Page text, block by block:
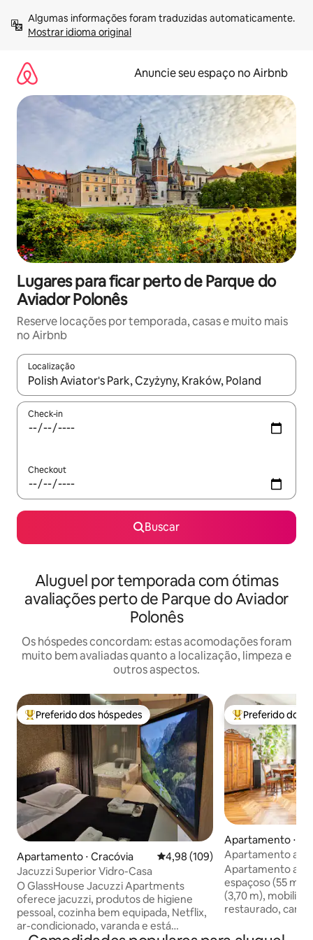
para
Mostrar idioma original
Anuncie seu espaço no Airbnb
Lugares para ficar perto de Parque do
Aviador Polonês
Reserve locações por temporada, casas e muito mais
no Airbnb
Localização
Quando os resultados estiverem disponíveis, explore-os
Check-in
Checkout
Buscar
Aluguel por temporada com ótimas
avaliações perto de Parque do Aviador
Polonês
Os hóspedes concordam: estas acomodações foram
muito bem avaliadas quanto a localização, limpeza e
outros aspectos.
Entre os melhores preferidos dos hóspedes
Preferido dos hóspedes
Apartamento ⋅ Cracóvia 4,98 de uma avaliação média de
4,98 (109)
Jacuzzi Superior Vidro-Casa
O GlassHouse Jacuzzi Apartments
oferece jacuzzi, produtos de higiene
pessoal, cozinha bem equipada, Netflix,
ar-condicionado, varanda e está
Entre os
Preferido dos
Apartamento ⋅
Apartamento
com vista!
Apartamento
espaçoso (55
(3,70 m),
restaurado,
com bancada de